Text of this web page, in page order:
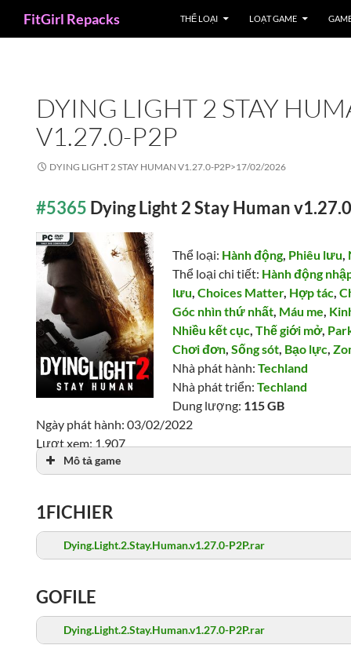
FitGirl Repacks THỂ LOẠI LOẠT GAME
DYING LIGHT 2 STAY
V1.27.0-P2P
DYING LIGHT 2 STAY HUMAN V1.27.0-P2P>17/02/2026
#5365 Dying Light 2 Stay Human
Thể loại: Hành động, Phiêu lưu,
Thể loại chi tiết: Hành động
lưu,Choices Matter, Hợp tác,
Góc nhìn thứ nhất, Máu me,
Nhiều kết cục,Thế giới mở,
Chơi đơn,Sống sót, Bạo lực,
Nhà phát hành:Techland
Nhà phát triển:Techland
Dung lượng: 115 GB
Ngày phát hành: 03/02/2022
Lượt xem: 1,907
Mô tả game
1FICHIER
Dying.Light.2.Stay.Human.v1.27.0-P2P.rar
GOFILE
Dying.Light.2.Stay.Human.v1.27.0-P2P.rar